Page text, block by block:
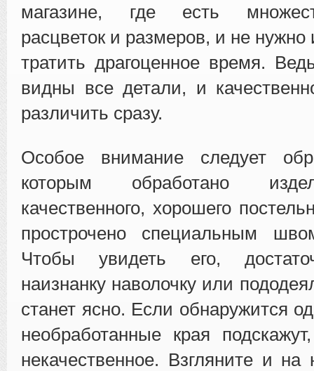
магазине, где есть
расцветок и размеров, и не нужно
тратить драгоценное время.
видны все детали, и
различить сразу.
Особое внимание следует
которым обработано
качественного, хорошего
прострочено специальным
Чтобы увидеть его,
наизнанку наволочку или
станет ясно. Если обнаружится
необработанные края
некачественное. Взгляните и на